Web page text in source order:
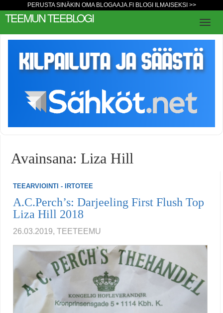
PERUSTA SINÄKIN OMA BLOGAAJA.FI BLOGI ILMAISEKSI >>
TEEMUN TEEBLOGI
Avainsana: Liza Hill
TEEARVIOINTI - IRTOTEE
A.C.Perch’s: Darjeeling First Flush Top
Liza Hill 2018
26.03.2019, TEETEEMU